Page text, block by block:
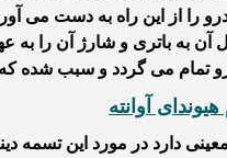
را از این راه به دست می
آن به باتری و شارژ آن
تمام می گردد و سبب شده
آوانته
دارد در مورد این تسمه دینام